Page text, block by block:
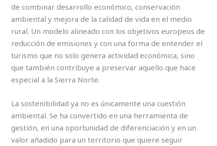
de combinar desarrollo económico, conservación
ambiental y mejora de la calidad de vida en el medio
rural. Un modelo alineado con los objetivos europeos de
reducción de emisiones y con una forma de entender el
turismo que no solo genera actividad económica, sino
que también contribuye a preservar aquello que hace
especial a la Sierra Norte.
La sostenibilidad ya no es únicamente una cuestión
ambiental. Se ha convertido en una herramienta de
gestión, en una oportunidad de diferenciación y en un
valor añadido para un territorio que quiere seguir